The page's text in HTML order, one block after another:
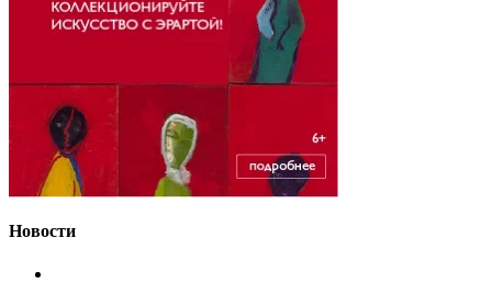
Новости